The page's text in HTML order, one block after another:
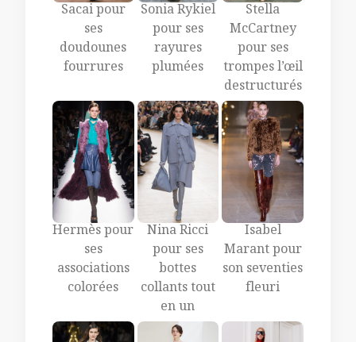
Sacai pour
ses
doudounes
fourrures
Sonia Rykiel
pour ses
rayures
plumées
Stella
McCartney
pour ses
trompes l’œil
destructurés
Hermès pour
ses
associations
colorées
Nina Ricci
pour ses
bottes
collants tout
en un
Isabel
Marant pour
son seventies
fleuri